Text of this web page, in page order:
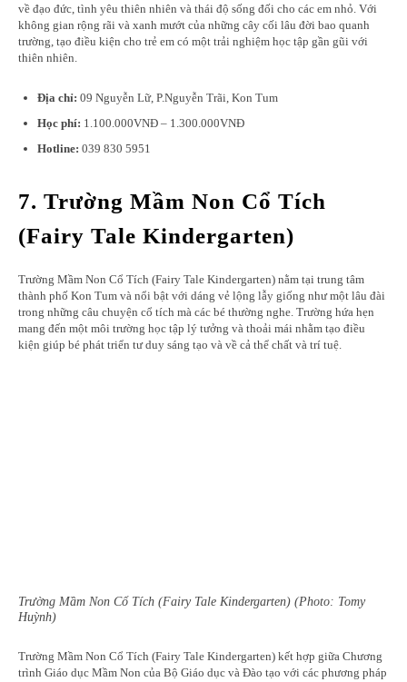
về đạo đức, tình yêu thiên nhiên và thái độ sống đối cho các em nhỏ. Với
không gian rộng rãi và xanh mướt của những cây cối lâu đời bao quanh
trường, tạo điều kiện cho trẻ em có một trải nghiệm học tập gần gũi với
thiên nhiên.
Địa chỉ: 09 Nguyễn Lữ, P.Nguyễn Trãi, Kon Tum
Học phí: 1.100.000VNĐ – 1.300.000VNĐ
Hotline: 039 830 5951
7. Trường Mầm Non Cổ Tích
(Fairy Tale Kindergarten)
Trường Mầm Non Cổ Tích (Fairy Tale Kindergarten) nằm tại trung tâm
thành phố Kon Tum và nổi bật với dáng vẻ lộng lẫy giống như một lâu đài
trong những câu chuyện cổ tích mà các bé thường nghe. Trường hứa hẹn
mang đến một môi trường học tập lý tưởng và thoải mái nhằm tạo điều
kiện giúp bé phát triển tư duy sáng tạo và về cả thể chất và trí tuệ.
Trường Mầm Non Cổ Tích (Fairy Tale Kindergarten) (Photo: Tomy
Huỳnh)
Trường Mầm Non Cổ Tích (Fairy Tale Kindergarten) kết hợp giữa Chương
trình Giáo dục Mầm Non của Bộ Giáo dục và Đào tạo với các phương pháp